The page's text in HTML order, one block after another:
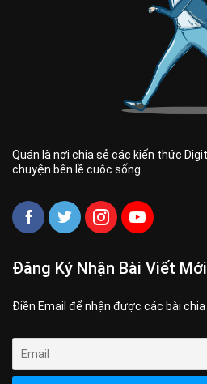
Quán là nơi chia sẻ các kiến thức
chuyện bên lề cuộc sống.
Đăng Ký Nhận Bài Viết Mới
Điền Email để nhận được các bài